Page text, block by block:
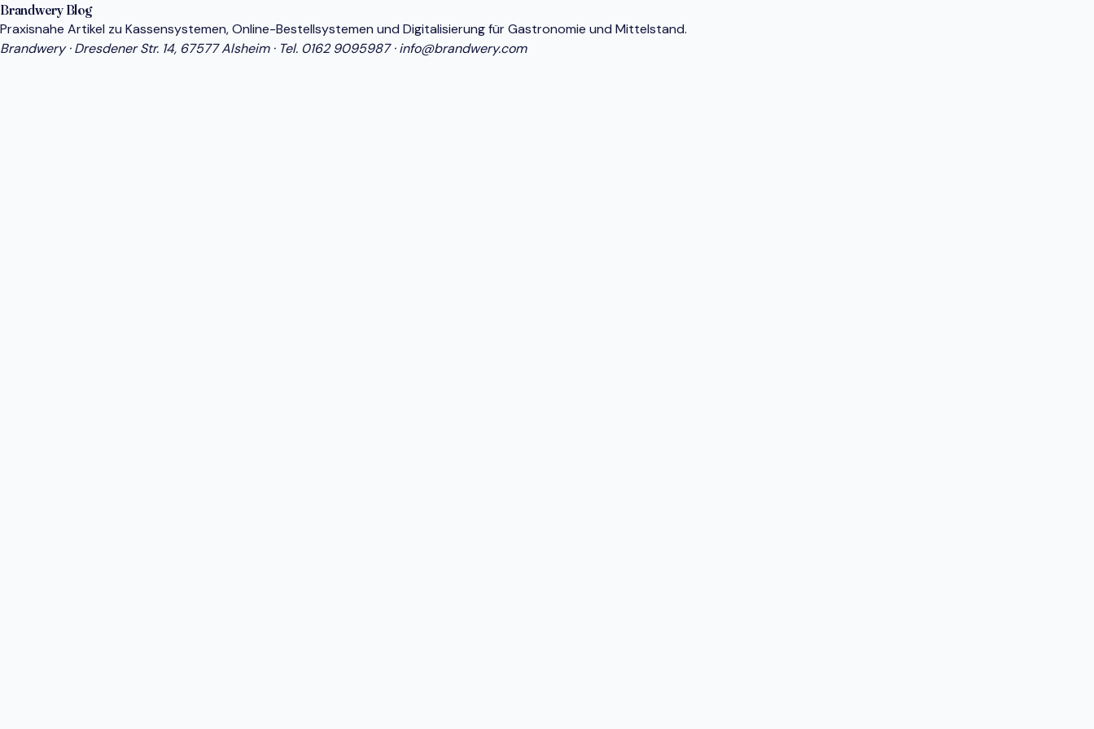
Brandwery Blog
Praxisnahe Artikel zu Kassensystemen, Online-Bestellsystemen und Digitalisierung für Gastronomie und Mittelstand.
Brandwery · Dresdener Str. 14, 67577 Alsheim · Tel. 0162 9095987·info@brandwery.com